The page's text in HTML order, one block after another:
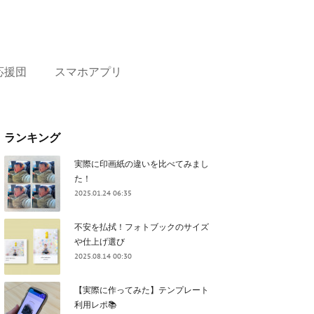
援団 スマホアプリ
ランキング
実際に印画紙の違いを比べてみまし
た！
2025.01.24 06:35
不安を払拭！フォトブックのサイズ
や仕上げ選び
2025.08.14 00:30
【実際に作ってみた】テンプレート
利用レポ📚